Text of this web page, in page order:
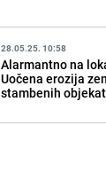
28.05.25. 10:58
Alarmantno na
Uočena erozija
stambenih